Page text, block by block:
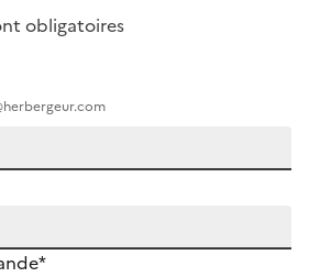
obligatoires